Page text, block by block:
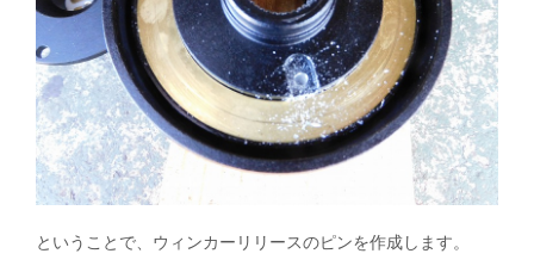
ということで、ウィンカーリリースのピンを作成します。